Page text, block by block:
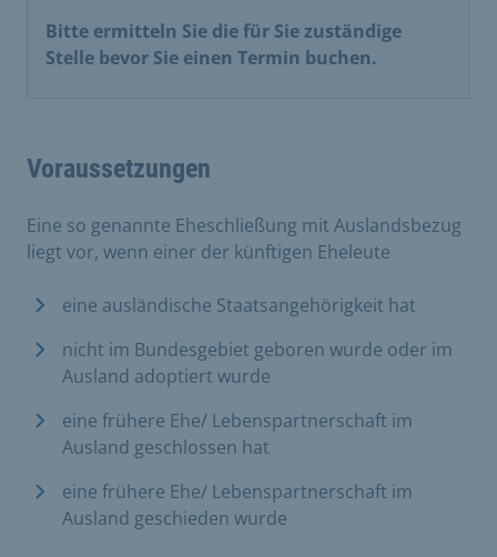
Bitte ermitteln Sie die für Sie zuständige
Stelle bevor Sie einen Termin buchen.
Voraussetzungen
Eine so genannte Eheschließung mit Auslandsbezug
liegt vor, wenn einer der künftigen Eheleute
eine ausländische Staatsangehörigkeit hat
nicht im Bundesgebiet geboren wurde oder im
Ausland adoptiert wurde
eine frühere Ehe/ Lebenspartnerschaft im
Ausland geschlossen hat
eine frühere Ehe/ Lebenspartnerschaft im
Ausland geschieden wurde